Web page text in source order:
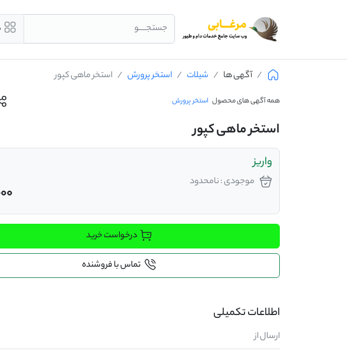
جستجــــو
آگهی ها شیلات استخر پرورش استخر ماهی کپور
همه آگهی های محصول استخر پرورش
استخر ماهی کپور
واریز
موجودی : نامحدود
درخواست خرید
تماس با فروشنده
اطلاعات تکمیلی
ارسال از